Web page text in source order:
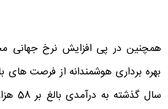
همچنین در پی افزایش نرخ جهانی
بهره برداری هوشمندانه از فرصت های